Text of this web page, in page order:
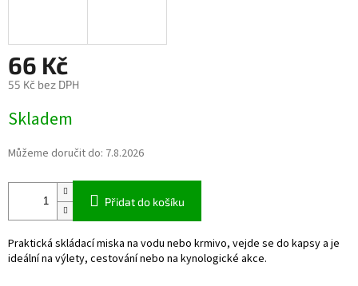
66 Kč
55 Kč bez DPH
cena:
Skladem
Můžeme doručit do: 7.8.2026
Přidat do košíku
Praktická skládací miska na vodu nebo krmivo, vejde se do kapsy a je
ideální na výlety, cestování nebo na kynologické akce.